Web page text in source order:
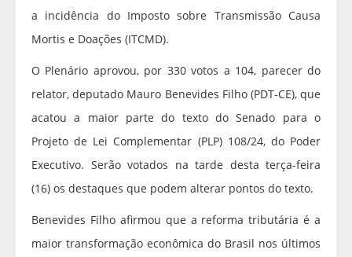
a incidência do Imposto sobre Transmissão Causa
Mortis e Doações (ITCMD).
O Plenário aprovou, por 330 votos a 104, parecer do
relator, deputado Mauro Benevides Filho (PDT-CE), que
acatou a maior parte do texto do Senado para o
Projeto de Lei Complementar (PLP) 108/24, do Poder
Executivo. Serão votados na tarde desta terça-feira
(16) os destaques que podem alterar pontos do texto.
Benevides Filho afirmou que a reforma tributária é a
maior transformação econômica do Brasil nos últimos